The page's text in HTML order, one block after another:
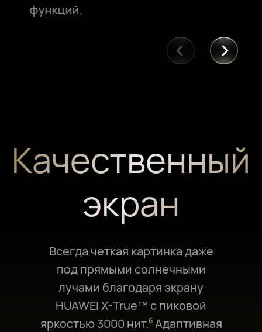
функций.
Качественный
экран
Всегда четкая картинка даже
под прямыми солнечными
лучами благодаря экрану
HUAWEI X-True™ с пиковой
яркостью 3000 нит.⁠6Адаптивная